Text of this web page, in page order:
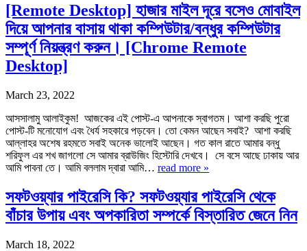
[Remote Desktop] হাজার মাইল দূরে বসেও মোবাইল
দিয়ে আপনার বাসায় থাকা কম্পিউটার/বন্ধুর কম্পিউটার
সম্পূর্ণ নিয়ন্ত্রণ করুন। [Chrome Remote
Desktop]
March 23, 2022
আসসালামু আলাইকুম! আজকের এই পোস্ট-এ আপনাকে স্বাগতম। আশা করছি পুরো
পোস্ট-টি মনোযোগ এবং ধৈর্য সহকারে পড়বেন। তো কেমন আছেন সবাই? আশা করছি
আল্লাহর অশেষ রহমতে সবাই অনেক ভালোই আছেন। গত কাল রাতে আমার বন্ধু
শরিফুল এর শখ জাগলো সে আমার ব্রাউজিং হিস্টোরি দেখবে। সে বসে আছে ঢাকায় আর
আমি পাবনা তে। আমি বললাম দ্বারা আমি… read more »
সফটওয়্যার পাইরেসি কি? সফটওয়্যার পাইরেসি থেকে
বাঁচার উপায় এবং অপকারিতা সম্পর্কে বিস্তারিত জেনে নিন
March 18, 2022